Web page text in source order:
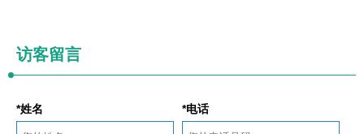
访客留言
*姓名 *电话